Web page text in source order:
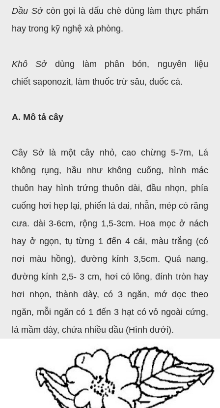
Dầu Sởcòn gọi là dấu chè dùng làm thực phẩm
hay trong kỹ nghệ xà phòng.
Khô Sởdùng làm phân bón, nguyên liệu
chiết saponozit, làm thuốc trừ sâu, duốc cá.
A. Mô tả cây
Cây Sở là một cây nhỏ, cao chừng 5-7m, Lá
không rụng, hầu như không cuống, hình mác
thuôn hay hình trứng thuôn dài, đầu nhọn, phía
cuống hơi hẹp lại, phiến lá dai, nhẵn, mép có răng
cưa. dài 3-6cm, rộng 1,5-3cm. Hoa mọc ở nách
hay ở ngọn, tụ từng 1 đến 4 cái, màu trắng (có
nơi màu hồng), đường kính 3,5cm. Quả nang,
đường kính 2,5- 3 cm, hơi có lông, đính tròn hay
hơi nhọn, thành dày, có 3 ngăn, mớ dọc theo
ngăn, mỗi ngăn có 1 đến 3 hạt có vỏ ngoài cứng,
lá mầm dày, chứa nhiều dầu (Hình dưới).